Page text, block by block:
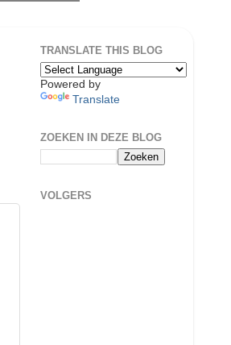
TRANSLATE THIS BLOG
Powered by
Translate
ZOEKEN IN DEZE BLOG
VOLGERS